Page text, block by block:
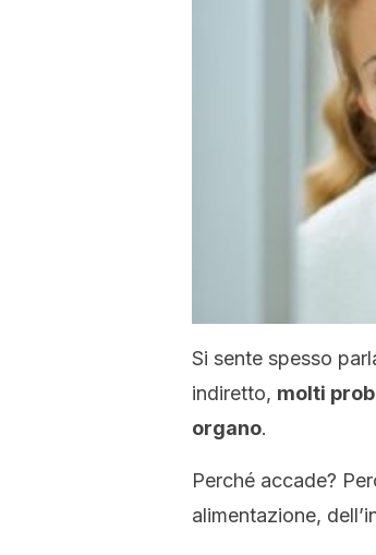
Si sente spesso
indiretto, molti
organo.
Perché accade?
alimentazione,